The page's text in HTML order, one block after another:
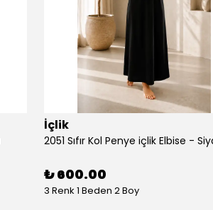
İçlik
2051 Sıfır Kol Penye içlik Elbise -
₺ 600.00
3 Renk 1 Beden 2 Boy